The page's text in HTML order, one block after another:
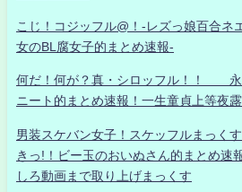
こじ！コジッフル@！-レズっ娘百合ネ
女のBL腐女子的まとめ速報-
何だ！何が？真・シロッフル！！
ニート的まとめ速報！一生童貞上等夜露
男装スケバン女子！スケッフルまっく
きっ!！ビー玉のおいぬさん的まとめ
しろ動画まで取り上げまっくす